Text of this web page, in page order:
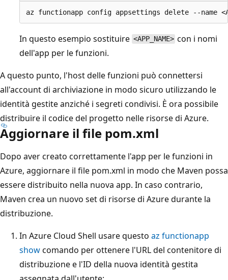
In questo esempio sostituire <APP_NAME> con i nomi
dell'app per le funzioni.
A questo punto, l'host delle funzioni può connettersi
all'account di archiviazione in modo sicuro utilizzando le
identità gestite anziché i segreti condivisi. È ora possibile
distribuire il codice del progetto nelle risorse di Azure.
Aggiornare il file pom.xml
Dopo aver creato correttamente l'app per le funzioni in
Azure, aggiornare il file pom.xml in modo che Maven possa
essere distribuito nella nuova app. In caso contrario,
Maven crea un nuovo set di risorse di Azure durante la
distribuzione.
In Azure Cloud Shell usare questo az functionapp
showcomando per ottenere l'URL del contenitore di
distribuzione e l'ID della nuova identità gestita